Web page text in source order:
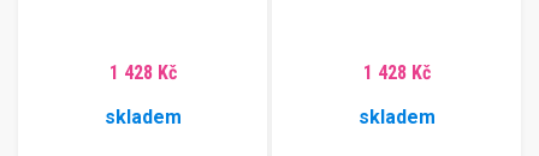
1 428 Kč
skladem
1 428 Kč
skladem